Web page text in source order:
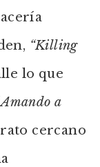
“Killing
lo que
Amando a
cercano